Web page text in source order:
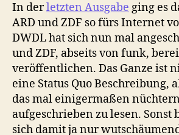
In derletzten Ausgabe ging es
ARD und ZDF so fürs Internet
DWDL hat sich nun mal
und ZDF, abseits von funk,
veröffentlichen. Das Ganze ist
eine Status Quo Beschreibung,
das mal einigermaßen
aufgeschrieben zu lesen. Sonst
sich damit ja nur